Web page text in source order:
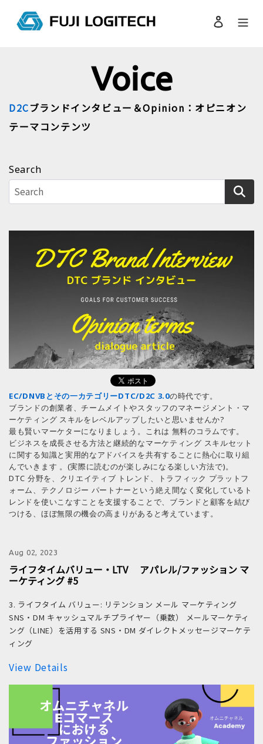
検索
ログイン
Voice
D2Cブランドインタビュー＆Opinion：オピニオン
テーマコンテンツ
Search
EC/DNVBとその一カテゴリーDTC/D2C 3.0の時代です。
ブランドの創業者、チームメイトやスタッフのマネージメント・マ
ーケティング スキルをレベルアップしたいと思いませんか?
最も賢いマーケターになりましょう。これは 無料のコラムです。
ビジネスを成長させる方法と継続的なマーケティング スキルセット
に関する知識と実用的なアドバイスを共有することに熱心に取り組
んでいきます 。(実際に読むのが楽しみになる楽しい方法で)。
DTC 分野を、クリエイティブ トレンド、トラフィック プラットフ
ォーム、テクノロジー パートナーという絶え間なく変化しているト
レンドを使いこなすことを支援することで、ブランドと顧客を結び
つける、ほぼ無限の機会の高まりがあると考えています。
Aug 02, 2023
ライフタイムバリュー・LTV アパレル/ファッション マ
ーケティング #5
3. ライフタイム バリュー: リテンション メール マーケティング
SNS・DM キャッシュマルチプライヤー（乗数） メールマーケティ
ング（LINE）を活用する SNS・DM ダイレクトメッセージマーケテ
ィング
View Details